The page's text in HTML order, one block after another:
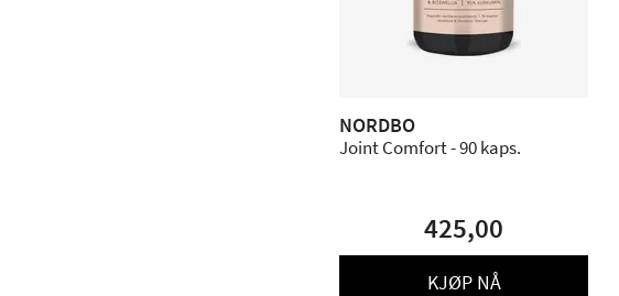
NORDBO
Joint Comfort - 90 kaps.
425,00
KJØP NÅ